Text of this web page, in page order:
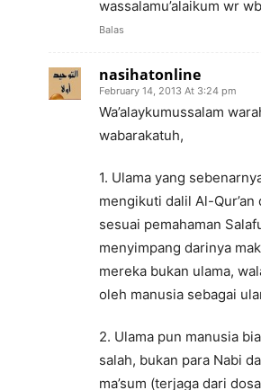
wassalamu’alaikum wr
Balas
nasihatonline
February 14, 2013 At 3:24 pm
Wa’alaykumussalam
wabarakatuh,
1. Ulama yang
mengikuti dalil Al-Qur’an
sesuai pemahaman
menyimpang darinya
mereka bukan ulama,
oleh manusia sebagai
2. Ulama pun manusia
salah, bukan para Nabi
ma’sum (terjaga dari